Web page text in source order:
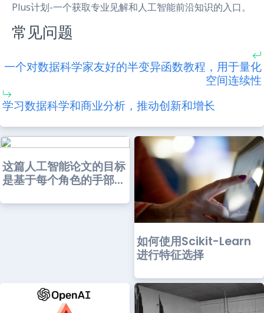
Plus计划-一个获取专业见解和人工智能前沿知识的入口。
常见问题
一个对数据科学家友好的半变异函数教程，用于量化
空间连续性
学习数据科学和商业分析，推动创新和增长
这篇人工智能论文的目标
是基于每个角色的手部...
如何使用Scikit-Learn
进行特征选择